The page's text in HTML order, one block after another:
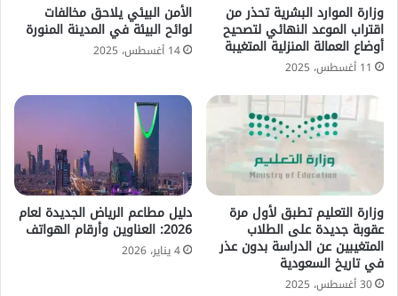
وزارة الموارد البشرية تحذر من
اقتراب الموعد النهائي لتصحيح
أوضاع العمالة المنزلية المتغيبة
11 أغسطس، 2025
الأمن البيئي يلاحق مخالفات
لوائح البيئة في المدينة المنورة
14 أغسطس، 2025
وزارة التعليم تطبق لأول مرة
عقوبة جديدة على الطلاب
المتغيبين عن الدراسة بدون عذر
في تاريخ السعودية
30 أغسطس، 2025
دليل مطاعم الرياض الجديدة لعام
2026: العناوين وأرقام الهواتف
4 يناير، 2026